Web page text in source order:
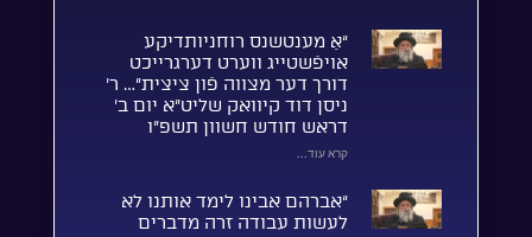
“אַ מענטשנס רוחניותדיקע
אויפֿשטייג ווערט דערגרייכט
דורך דער מצווה פֿון ציצית”… ר’
ניסן דוד קיוואק שליט”א יום ב’
דראש חודש חשוון תשפ”ו
קרא עוד...
“אברהם אבינו לימד אותנו לא
לעשות עבודה זרה מדברים